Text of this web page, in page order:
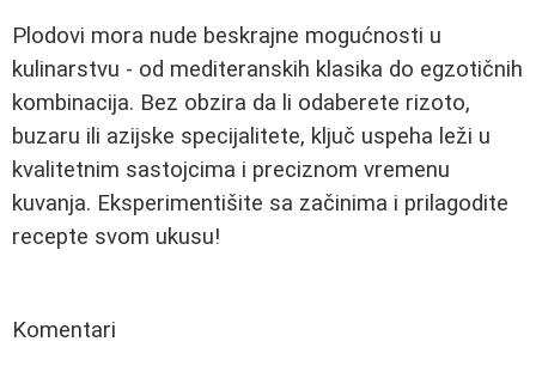
Plodovi mora nude beskrajne mogućnosti u
kulinarstvu - od mediteranskih klasika do egzotičnih
kombinacija. Bez obzira da li odaberete rizoto,
buzaru ili azijske specijalitete, ključ uspeha leži u
kvalitetnim sastojcima i preciznom vremenu
kuvanja. Eksperimentišite sa začinima i prilagodite
recepte svom ukusu!
Komentari